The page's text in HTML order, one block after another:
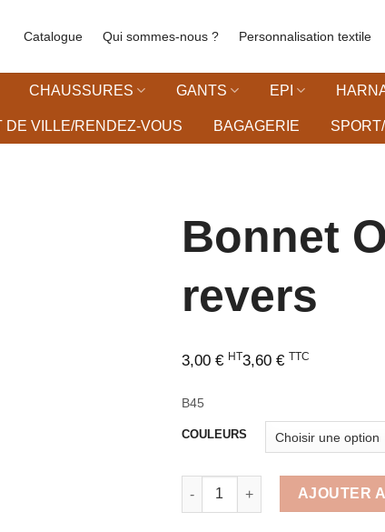
Catalogue Qui sommes-nous ? Personnalisation textile
CHAUSSURES GANTS EPI
DE VILLE/RENDEZ-VOUS BAGAGERIE
Bonnet
revers
3,00 € HT3,60 € TTC
B45
COULEURS
quantité de Bonnet Original à
AJOUTER